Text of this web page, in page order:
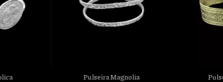
Pulseira Magnolia